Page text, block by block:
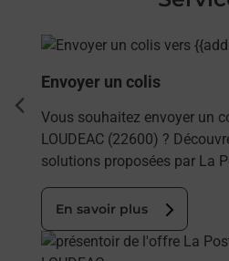
En savoir plus
Envoyer un colis
Vous souhaitez envoyer un
LOUDEAC (22600) ?
solutions proposées par La
En savoir plus
En savoir plus